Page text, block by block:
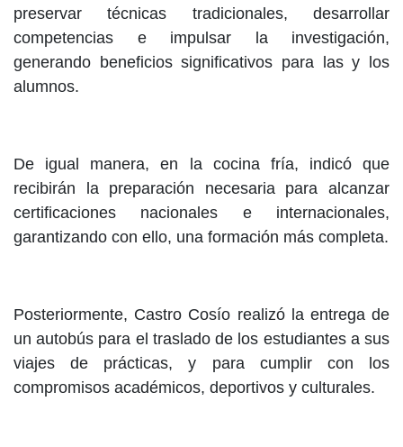
preservar técnicas tradicionales, desarrollar
competencias e impulsar la investigación,
generando beneficios significativos para las y los
alumnos.
De igual manera, en la cocina fría, indicó que
recibirán la preparación necesaria para alcanzar
certificaciones nacionales e internacionales,
garantizando con ello, una formación más completa.
Posteriormente, Castro Cosío realizó la entrega de
un autobús para el traslado de los estudiantes a sus
viajes de prácticas, y para cumplir con los
compromisos académicos, deportivos y culturales.